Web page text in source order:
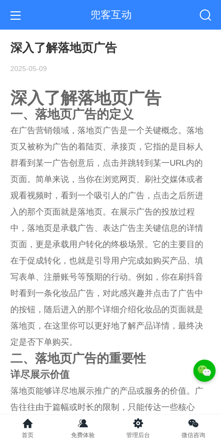
兜客互动
深入了解落地页广告
2025-05-09
深入了解落地页广告
一、落地页广告的定义
在广告营销领域，落地页广告是一个关键概念。落地
页又被称为广告的着陆页、承接页，它指的是目标人
群看到某一广告创意后，点击并跳转到某一URL内的
页面。简单来说，当你在浏览网页、刷社交媒体或者
观看视频时，看到一个吸引人的广告，点击之后所进
入的那个页面就是落地页。在展示广告的投放过程
中，落地页是承载广告、表达广告主关键信息的详情
页面，更是承载用户转化的终极场景。它的主要目的
在于促成转化，也就是引导用户完成如购买产品、填
写表单、注册账号等预期的行动。例如，你在刷抖音
时看到一条化妆品广告，对此感兴趣并点击了广告中
的按钮，随后进入的那个详细介绍化妆品的页面就是
落地页，在这里你可以更好地了解产品详情，最终决
定是否下单购买。
二、落地页广告的重要性
详尽展示价值
落地页能够详尽地展示推广的产品或服务的价值。广
告往往由于篇幅或时长的限制，只能传达一些核心
的、吸引人的信息，但对于产品或服务的详细特点、
优势、使用方法等内容无法充分展现。而落地页则可
首页 免费体验 管理后台 微信咨询